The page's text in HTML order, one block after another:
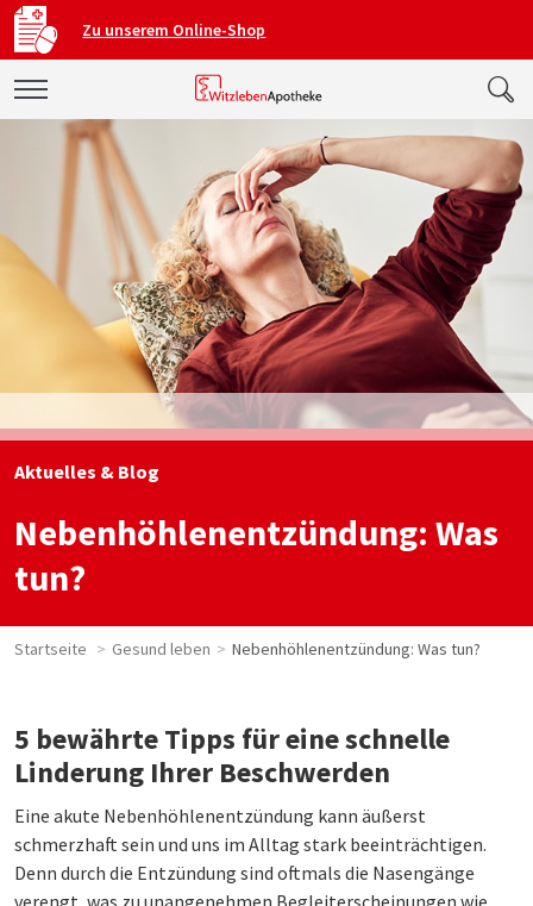
Zu unserem Online-Shop
Aktuelles & Blog
Nebenhöhlenentzündung: Was
tun?
Startseite Gesund leben Nebenhöhlenentzündung: Was tun?
5 bewährte Tipps für eine schnelle
Linderung Ihrer Beschwerden
Eine akute Nebenhöhlenentzündung kann äußerst
schmerzhaft sein und uns im Alltag stark beeinträchtigen.
Denn durch die Entzündung sind oftmals die Nasengänge
verengt, was zu unangenehmen Begleiterscheinungen wie